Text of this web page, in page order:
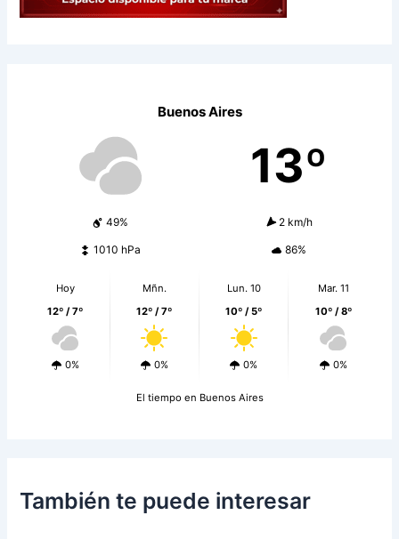
Buenos Aires
13º
49% 2 km/h
1010 hPa 86%
Hoy
12º / 7º
0%
Mñn.
12º / 7º
0%
Lun. 10
10º / 5º
0%
Mar. 11
10º / 8º
0%
El tiempo en Buenos Aires
También te puede interesar